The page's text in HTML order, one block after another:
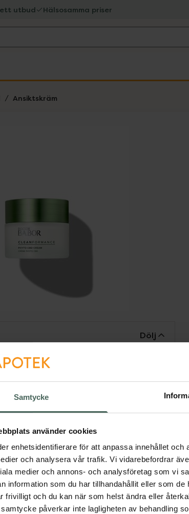
Samtycke
använder cookies
enhetsidentifierare för att anpassa innehållet
och analysera vår trafik. Vi vidarebefordrar
medier och annons- och analysföretag som vi
information som du har tillhandahållit eller som
frivilligt och du kan när som helst ändra eller
påverkar inte lagligheten av behandling
utbud Hälsosamma priser
Ansiktskräm
Dölj
ansiktskräm med cannabidiol (CBD) som
stödjer en stressad och trött hud.
HudvårdPremium hudvård
Visa